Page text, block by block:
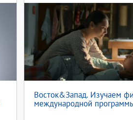
Восток&Запад. Изучаем
международной